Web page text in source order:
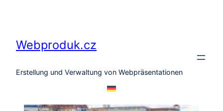
Webproduk.cz
Erstellung und Verwaltung von Webpräsentationen